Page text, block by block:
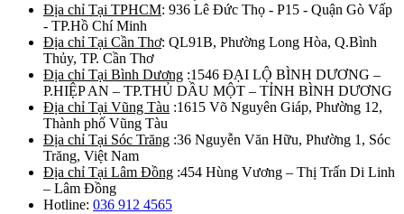
Địa chỉ Tại TPHCM: 936 Lê Đức Thọ - P15 - Quận Gò Vấp
- TP.Hồ Chí Minh
Địa chỉ Tại Cần Thơ: QL91B, Phường Long Hòa, Q.Bình
Thủy, TP. Cần Thơ
Địa chỉ Tại Bình Dương :1546 ĐẠI LỘ BÌNH DƯƠNG –
P.HIỆP AN – TP.THỦ DẦU MỘT – TỈNH BÌNH DƯƠNG
Địa chỉ Tại Vũng Tàu :1615 Võ Nguyên Giáp, Phường 12,
Thành phố Vũng Tàu
Địa chỉ Tại Sóc Trăng :36 Nguyễn Văn Hữu, Phường 1, Sóc
Trăng, Việt Nam
Địa chỉ Tại Lâm Đồng :454 Hùng Vương – Thị Trấn Di Linh
– Lâm Đồng
Hotline: 036 912 4565